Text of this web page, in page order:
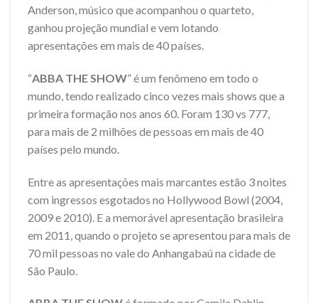
Anderson, músico que acompanhou o quarteto,
ganhou projeção mundial e vem lotando
apresentações em mais de 40 países.
“ABBA THE SHOW” é um fenômeno em todo o
mundo, tendo realizado cinco vezes mais shows que a
primeira formação nos anos 60. Foram 130 vs 777,
para mais de 2 milhões de pessoas em mais de 40
países pelo mundo.
Entre as apresentações mais marcantes estão 3 noites
com ingressos esgotados no Hollywood Bowl (2004,
2009 e 2010). E a memorável apresentação brasileira
em 2011, quando o projeto se apresentou para mais de
70 mil pessoas no vale do Anhangabaú na cidade de
São Paulo.